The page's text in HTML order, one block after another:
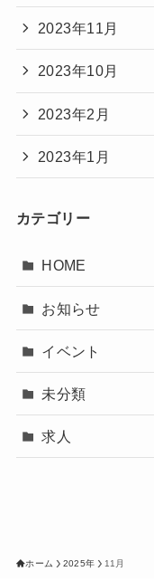
2023年11月
2023年10月
2023年2月
2023年1月
カテゴリー
HOME
お知らせ
イベント
未分類
求人
ホーム 2025年 11月